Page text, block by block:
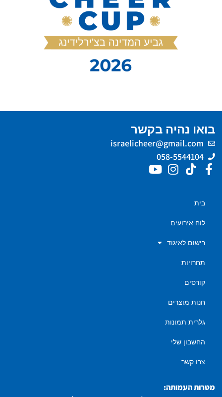
בואו נהיה בקשר
israelicheer@gmail.com
058-5544104
בית
לוח אירועים
רישום לאיגוד
תחרויות
קורסים
חנות מוצרים
גלרית תמונות
החשבון שלי
צרו קשר
מטרות העמותה: